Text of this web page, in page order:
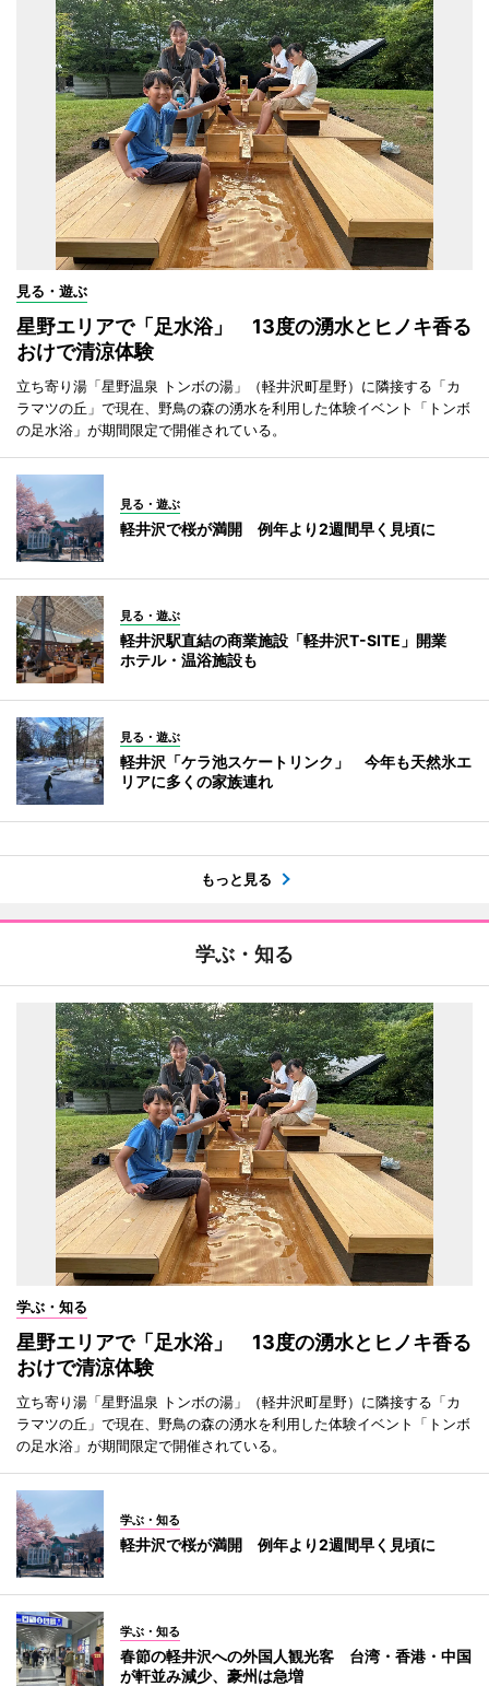
見る・遊ぶ
星野エリアで「足水浴」 13度の湧水とヒノキ香る
おけで清涼体験
立ち寄り湯「星野温泉 トンボの湯」（軽井沢町星野）に隣接する「カ
ラマツの丘」で現在、野鳥の森の湧水を利用した体験イベント「トンボ
の足水浴」が期間限定で開催されている。
見る・遊ぶ
軽井沢で桜が満開 例年より2週間早く見頃に
見る・遊ぶ
軽井沢駅直結の商業施設「軽井沢T-SITE」開業
ホテル・温浴施設も
見る・遊ぶ
軽井沢「ケラ池スケートリンク」 今年も天然氷エ
リアに多くの家族連れ
もっと見る
学ぶ・知る
学ぶ・知る
星野エリアで「足水浴」 13度の湧水とヒノキ香る
おけで清涼体験
立ち寄り湯「星野温泉 トンボの湯」（軽井沢町星野）に隣接する「カ
ラマツの丘」で現在、野鳥の森の湧水を利用した体験イベント「トンボ
の足水浴」が期間限定で開催されている。
学ぶ・知る
軽井沢で桜が満開 例年より2週間早く見頃に
学ぶ・知る
春節の軽井沢への外国人観光客 台湾・香港・中国
が軒並み減少、豪州は急増